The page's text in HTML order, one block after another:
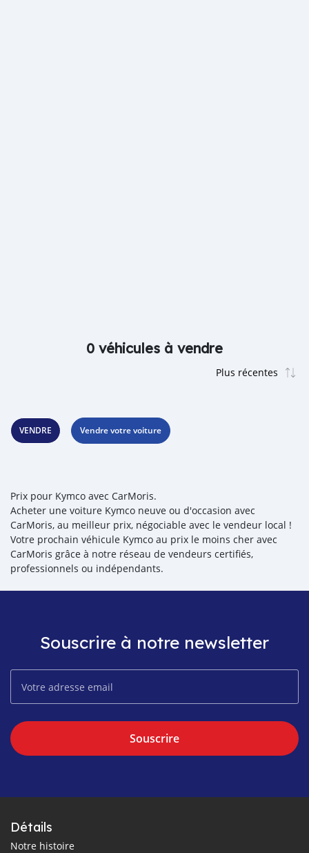
0 véhicules à vendre
VENDRE Vendre votre voiture
Prix pour Kymco avec CarMoris.
Acheter une voiture Kymco neuve ou d'occasion avec
CarMoris, au meilleur prix, négociable avec le vendeur local !
Votre prochain véhicule Kymco au prix le moins cher avec
CarMoris grâce à notre réseau de vendeurs certifiés,
professionnels ou indépendants.
Souscrire à notre newsletter
Souscrire
Détails
Notre histoire